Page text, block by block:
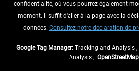
INFORMATIONS
NE MANQUEZ PAS LES
confidentialité, où vous pourrez également
moment. Il suffit d'aller à la page avec la
données. Consultez notre déclaration de
Google Tag Manager: Tracking and Analysis ,
Analysis ,